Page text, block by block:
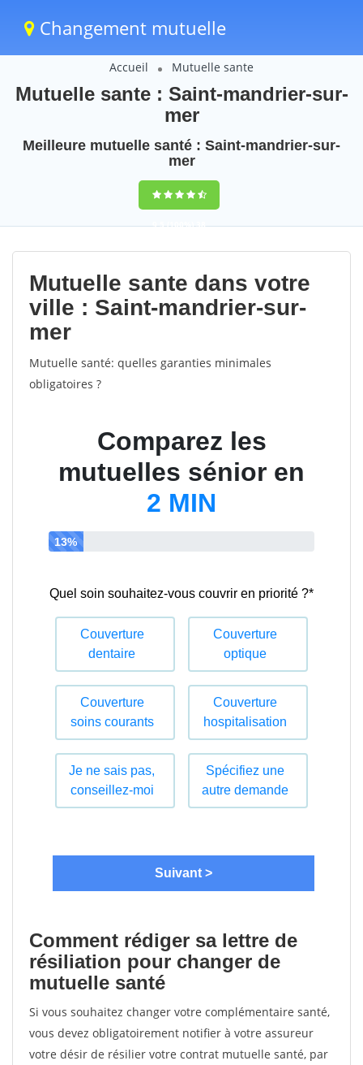
Changement mutuelle
Accueil Mutuelle sante
Mutuelle sante : Saint-mandrier-sur-
mer
Meilleure mutuelle santé : Saint-mandrier-sur-
mer
9,5(100%)38
votes
Mutuelle sante dans votre
ville : Saint-mandrier-sur-
mer
Mutuelle santé: quelles garanties minimales
obligatoires ?
Comment rédiger sa lettre de
résiliation pour changer de
mutuelle santé
Si vous souhaitez changer votre complémentaire santé,
vous devez obligatoirement notifier à votre assureur
votre désir de résilier votre contrat mutuelle santé, par